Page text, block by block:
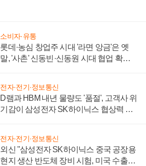
소비자·유통
롯데·농심 창업주 시대 '라면 앙금'은 옛
말, '사촌' 신동빈·신동원 시대 협업 확대
전자·전기·정보통신
D램과 HBM 내년 물량도 '품절', 고객사 위
기감이 삼성전자 SK하이닉스 협상력 더
전자·전기·정보통신
외신 "삼성전자 SK하이닉스 중국 공장용
현지 생산 반도체 장비 시험, 미국 수출통